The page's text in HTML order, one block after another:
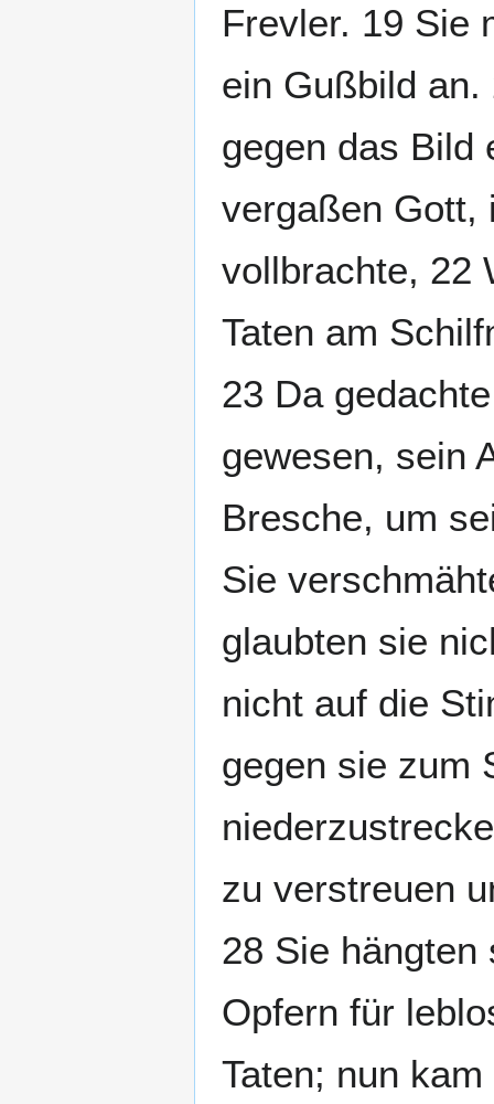
Frevler. 19 Sie
ein Gußbild
gegen das Bild
vergaßen Gott,
vollbrachte, 22
Taten am
23 Da
gewesen, sein
Bresche, um
Sie
glaubten sie
nicht auf die
gegen sie zum
zu verstreuen
28 Sie hängten
Opfern für
Taten; nun